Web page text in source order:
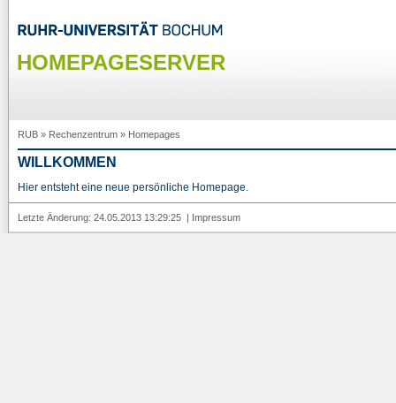
HOMEPAGESERVER
RUB » Rechenzentrum » Homepages
WILLKOMMEN
Hier entsteht eine neue persönliche Homepage.
Letzte Änderung: 24.05.2013 13:29:25 | Impressum